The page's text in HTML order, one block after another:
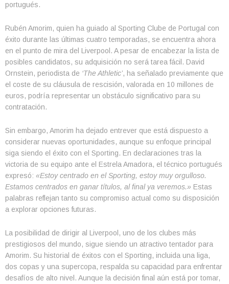
portugués.
Rubén Amorim, quien ha guiado al Sporting Clube de Portugal con
éxito durante las últimas cuatro temporadas, se encuentra ahora
en el punto de mira del Liverpool. A pesar de encabezar la lista de
posibles candidatos, su adquisición no será tarea fácil. David
Ornstein, periodista de ‘The Athletic’, ha señalado previamente que
el coste de su cláusula de rescisión, valorada en 10 millones de
euros, podría representar un obstáculo significativo para su
contratación.
Sin embargo, Amorim ha dejado entrever que está dispuesto a
considerar nuevas oportunidades, aunque su enfoque principal
siga siendo el éxito con el Sporting. En declaraciones tras la
victoria de su equipo ante el Estrela Amadora, el técnico portugués
expresó: «Estoy centrado en el Sporting, estoy muy orgulloso.
Estamos centrados en ganar títulos, al final ya veremos.» Estas
palabras reflejan tanto su compromiso actual como su disposición
a explorar opciones futuras.
La posibilidad de dirigir al Liverpool, uno de los clubes más
prestigiosos del mundo, sigue siendo un atractivo tentador para
Amorim. Su historial de éxitos con el Sporting, incluida una liga,
dos copas y una supercopa, respalda su capacidad para enfrentar
desafíos de alto nivel. Aunque la decisión final aún está por tomar,